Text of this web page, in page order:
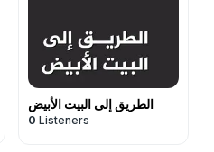
الطريق إلى البيت الأبيض
0 Listeners